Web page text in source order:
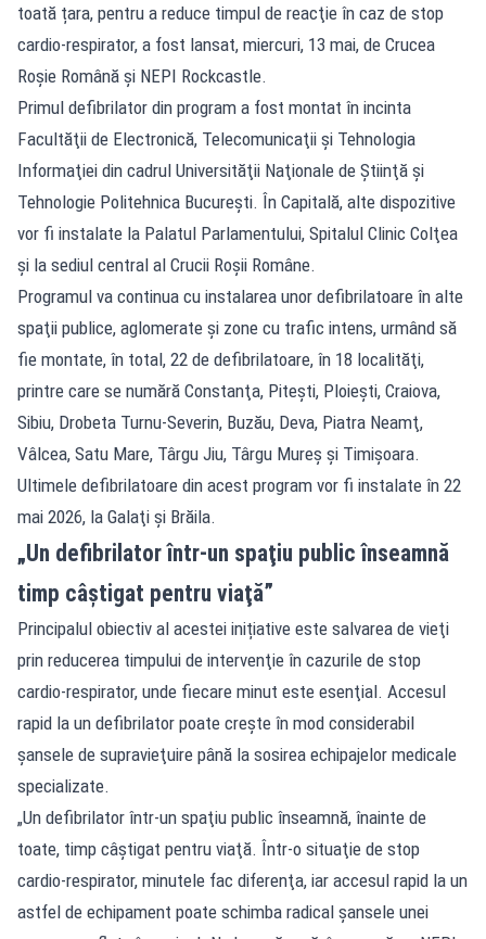
toată țara, pentru a reduce timpul de reacţie în caz de stop
cardio-respirator, a fost lansat, miercuri, 13 mai, de Crucea
Roşie Română şi NEPI Rockcastle.
Primul defibrilator din program a fost montat în incinta
Facultăţii de Electronică, Telecomunicaţii şi Tehnologia
Informaţiei din cadrul Universităţii Naţionale de Ştiinţă şi
Tehnologie Politehnica Bucureşti. În Capitală, alte dispozitive
vor fi instalate la Palatul Parlamentului, Spitalul Clinic Colţea
şi la sediul central al Crucii Roşii Române.
Programul va continua cu instalarea unor defibrilatoare în alte
spaţii publice, aglomerate şi zone cu trafic intens, urmând să
fie montate, în total, 22 de defibrilatoare, în 18 localităţi,
printre care se numără Constanţa, Piteşti, Ploieşti, Craiova,
Sibiu, Drobeta Turnu-Severin, Buzău, Deva, Piatra Neamţ,
Vâlcea, Satu Mare, Târgu Jiu, Târgu Mureş şi Timişoara.
Ultimele defibrilatoare din acest program vor fi instalate în 22
mai 2026, la Galaţi şi Brăila.
„Un defibrilator într-un spaţiu public înseamnă
timp câştigat pentru viaţă”
Principalul obiectiv al acestei inițiative este salvarea de vieţi
prin reducerea timpului de intervenţie în cazurile de stop
cardio-respirator, unde fiecare minut este esenţial. Accesul
rapid la un defibrilator poate creşte în mod considerabil
şansele de supravieţuire până la sosirea echipajelor medicale
specializate.
„Un defibrilator într-un spaţiu public înseamnă, înainte de
toate, timp câştigat pentru viaţă. Într-o situaţie de stop
cardio-respirator, minutele fac diferenţa, iar accesul rapid la un
astfel de echipament poate schimba radical şansele unei